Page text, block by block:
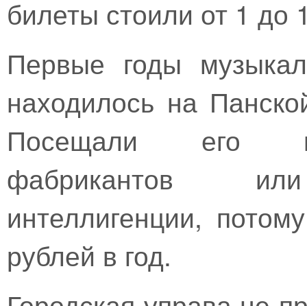
билеты стоили от 1 до
Первые годы
находилось на
Посещали его
фабрикантов или
интеллигенции,
рублей в год.